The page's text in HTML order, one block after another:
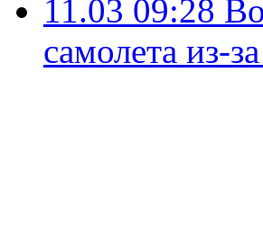
11.03 09:28
самолета из-